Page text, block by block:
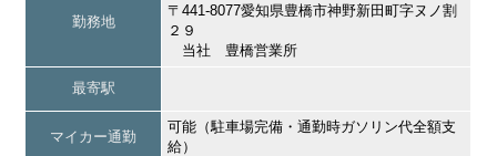
勤務地
〒441-8077愛知県豊橋市神野新田町字ヌノ割
２９
当社 豊橋営業所
最寄駅
マイカー通勤
可能（駐車場完備・通勤時ガソリン代全額支
給）